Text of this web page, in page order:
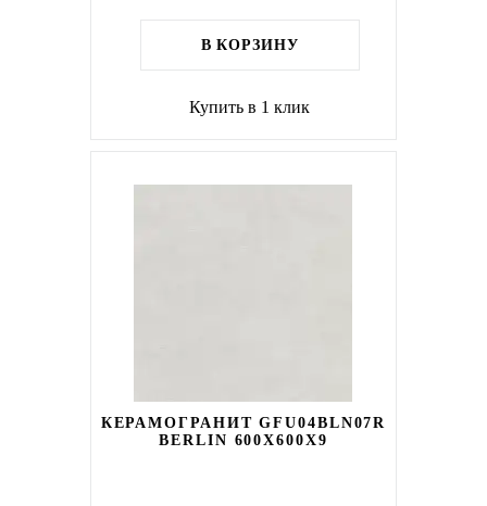
В КОРЗИНУ
Купить в 1 клик
КЕРАМОГРАНИТ GFU04BLN07R
BERLIN 600X600X9